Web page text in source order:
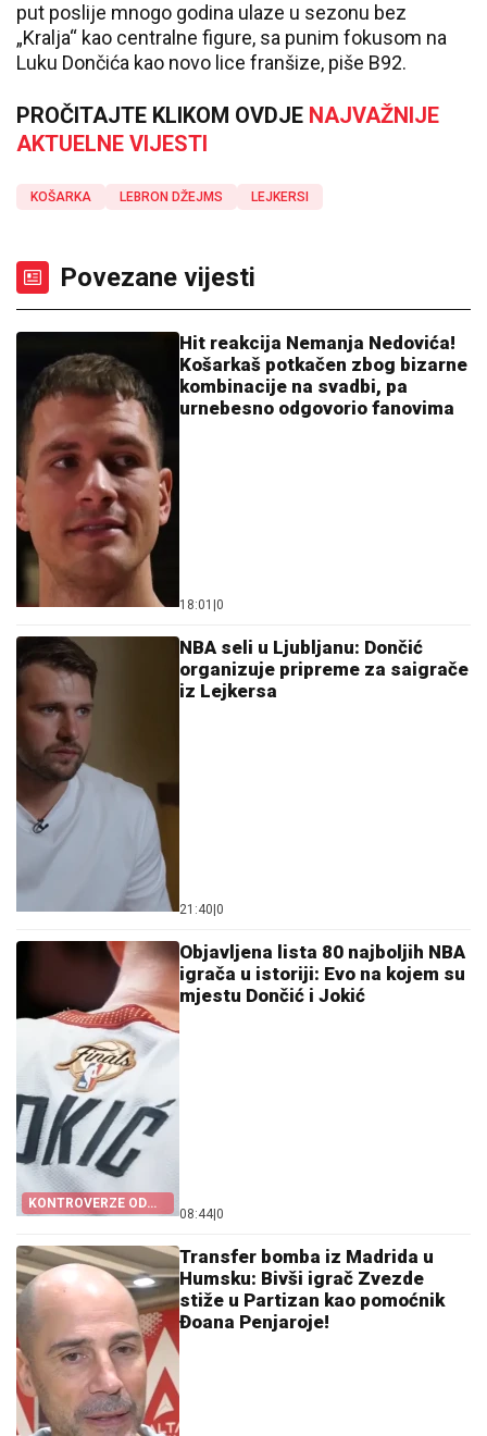
put poslije mnogo godina ulaze u sezonu bez
„Kralja“ kao centralne figure, sa punim fokusom na
Luku Dončića kao novo lice franšize, piše B92.
PROČITAJTE KLIKOM OVDJE NAJVAŽNIJE
AKTUELNE VIJESTI
KOŠARKA LEBRON DŽEJMS LEJKERSI
Povezane vijesti
Hit reakcija Nemanja Nedovića!
Košarkaš potkačen zbog bizarne
kombinacije na svadbi, pa
urnebesno odgovorio fanovima
18:01 0
NBA seli u Ljubljanu: Dončić
organizuje pripreme za saigrače
iz Lejkersa
21:40 0
KONTROVERZE OD
POČETKA
Objavljena lista 80 najboljih NBA
igrača u istoriji: Evo na kojem su
mjestu Dončić i Jokić
08:44 0
Transfer bomba iz Madrida u
Humsku: Bivši igrač Zvezde
stiže u Partizan kao pomoćnik
Đoana Penjaroje!